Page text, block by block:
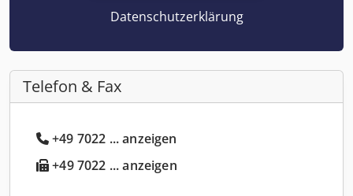
Datenschutzerklärung
Telefon & Fax
+49 7022 ... anzeigen
+49 7022 ... anzeigen